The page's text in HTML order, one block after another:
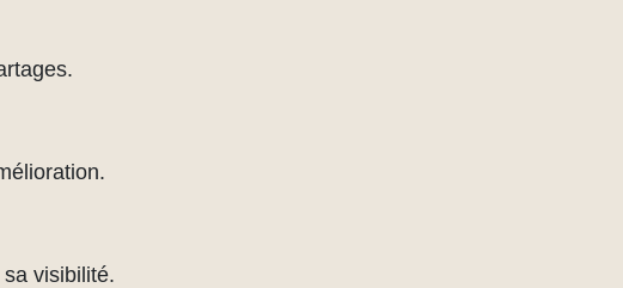
visibilité.